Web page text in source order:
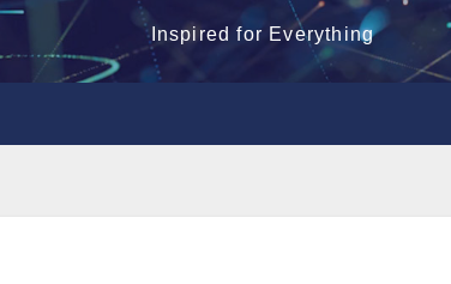
Inspired for Everything